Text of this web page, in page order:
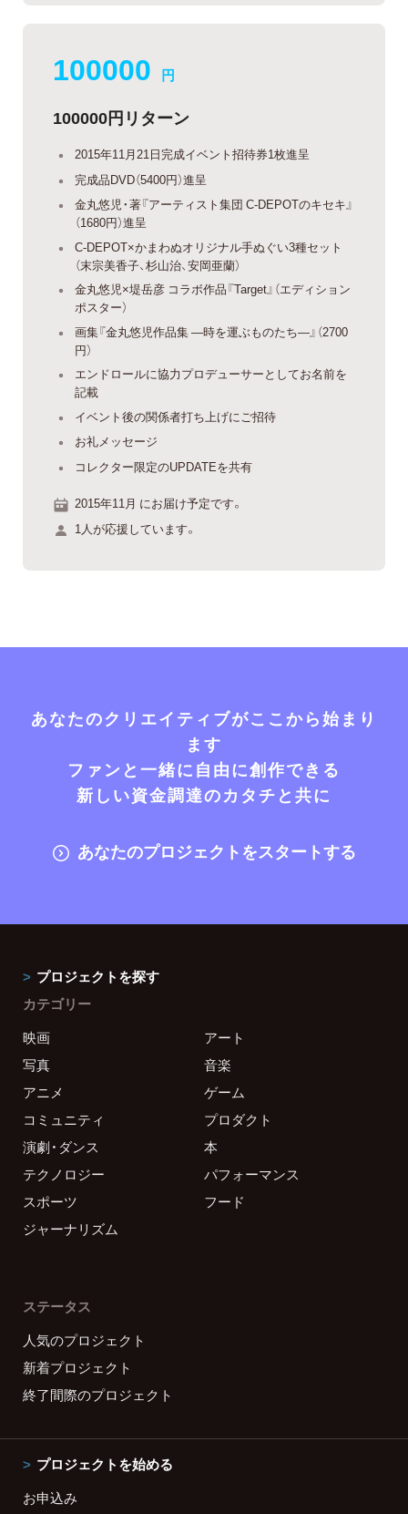
100000 円
100000円リターン
2015年11月21日完成イベント招待券1枚進呈
完成品DVD（5400円）進呈
金丸悠児・著『アーティスト集団 C-DEPOTのキセキ』
（1680円）進呈
C-DEPOT×かまわぬオリジナル手ぬぐい3種セット
（末宗美香子、杉山治、安岡亜蘭）
金丸悠児×堤岳彦 コラボ作品『Target』（エディション
ポスター）
画集『金丸悠児作品集 —時を運ぶものたち—』（2700
円）
エンドロールに協力プロデューサーとしてお名前を
記載
イベント後の関係者打ち上げにご招待
お礼メッセージ
コレクター限定のUPDATEを共有
2015年11月 にお届け予定です。
1人が応援しています。
あなたのクリエイティブがここから始まり
ます
ファンと一緒に自由に創作できる
新しい資金調達のカタチと共に
あなたのプロジェクトをスタートする
プロジェクトを探す
カテゴリー
映画
アート
写真
音楽
アニメ
ゲーム
コミュニティ
プロダクト
演劇・ダンス
本
テクノロジー
パフォーマンス
スポーツ
フード
ジャーナリズム
ステータス
人気のプロジェクト
新着プロジェクト
終了間際のプロジェクト
プロジェクトを始める
お申込み